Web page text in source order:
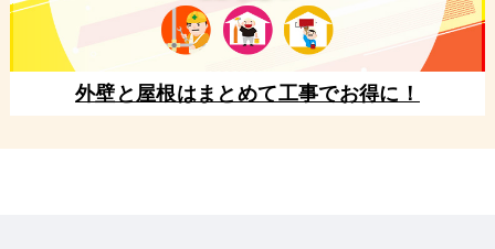
外壁と屋根はまとめて工事でお得に！